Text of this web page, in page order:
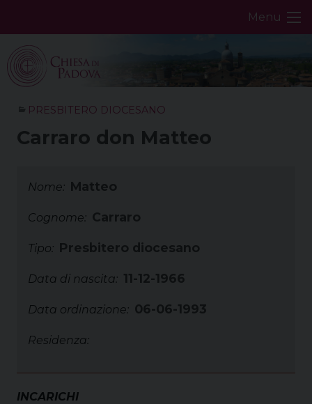
Menu
PRESBITERO DIOCESANO
Carraro don Matteo
Nome: Matteo
Cognome: Carraro
Tipo: Presbitero diocesano
Data di nascita: 11-12-1966
Data ordinazione: 06-06-1993
Residenza:
INCARICHI